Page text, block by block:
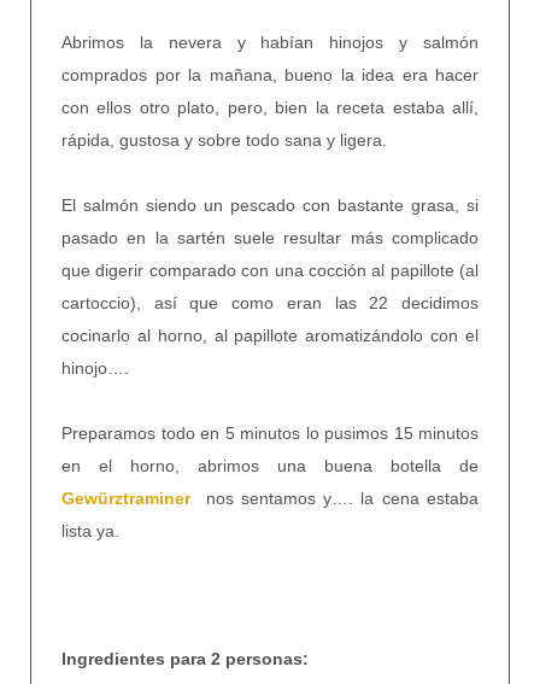
Abrimos la nevera y habían hinojos y salmón
comprados por la mañana, bueno la idea era hacer
con ellos otro plato, pero, bien la receta estaba allí,
rápida, gustosa y sobre todo sana y ligera.
El salmón siendo un pescado con bastante grasa, si
pasado en la sartén suele resultar más complicado
que digerir comparado con una cocción al papillote (al
cartoccio), así que como eran las 22 decidimos
cocinarlo al horno, al papillote aromatizándolo con el
hinojo….
Preparamos todo en 5 minutos lo pusimos 15 minutos
en el horno, abrimos una buena botella de
Gewürztraminer
nos sentamos y…. la cena estaba
lista ya.
Ingredientes para 2 personas: